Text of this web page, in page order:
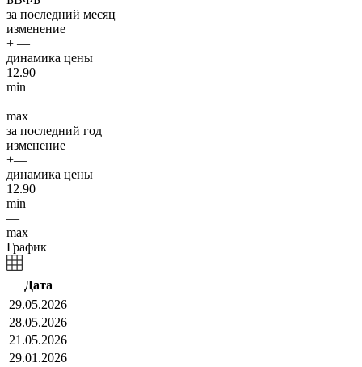
за последний месяц
изменение
+ —
динамика цены
12.90
min
—
max
за последний год
изменение
+—
динамика цены
12.90
min
—
max
График
Дата
29.05.2026
28.05.2026
21.05.2026
29.01.2026